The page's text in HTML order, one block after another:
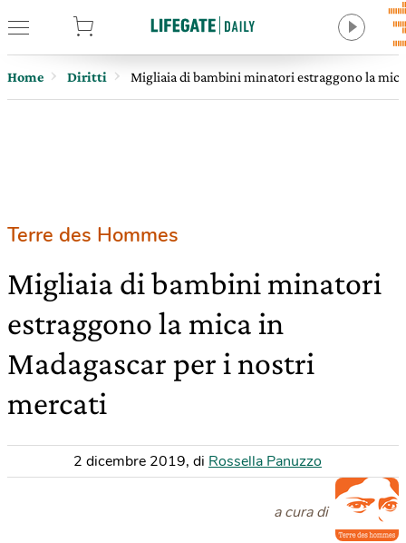
Home Diritti Migliaia di bambini minatori estraggono la
Terre des Hommes
Migliaia di bambini minatori
estraggono la mica in
Madagascar per i nostri
mercati
2 dicembre 2019, di Rossella Panuzzo
a cura di